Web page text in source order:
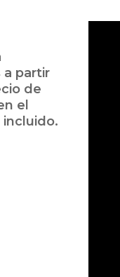
a partir
de
el
incluido.